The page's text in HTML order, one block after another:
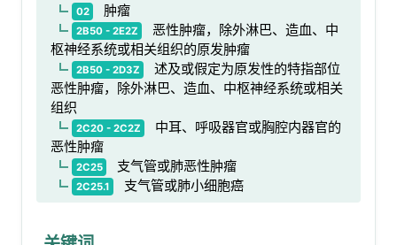
02 肿瘤
2B50 - 2E2Z
恶性肿瘤，除外淋巴、造血、中
枢神经系统或相关组织的原发肿瘤
2B50 - 2D3Z
述及或假定为原发性的特指部位
恶性肿瘤，除外淋巴、造血、中枢神经系统或相关
组织
2C20 - 2C2Z
中耳、呼吸器官或胸腔内器官的
恶性肿瘤
2C25 支气管或肺恶性肿瘤
2C25.1 支气管或肺小细胞癌